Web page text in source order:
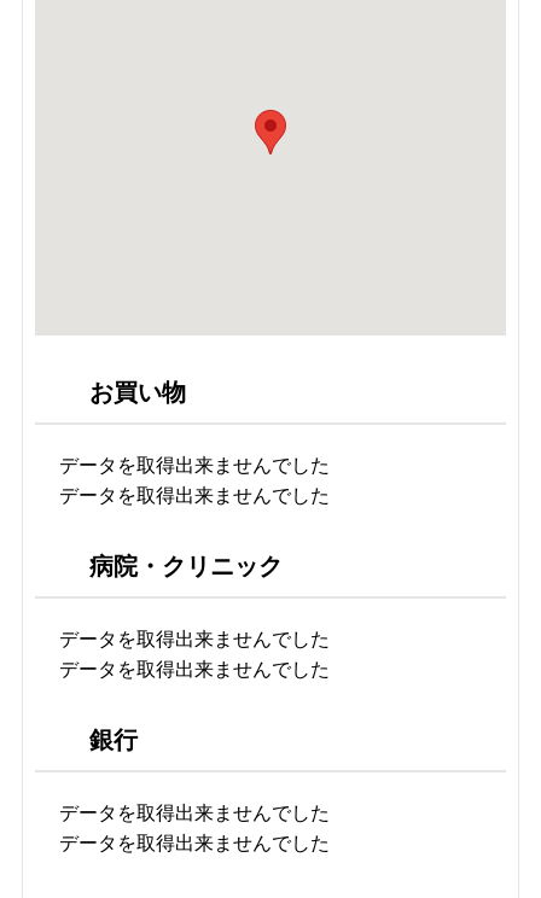
お買い物
データを取得出来ませんでした
データを取得出来ませんでした
病院・クリニック
データを取得出来ませんでした
データを取得出来ませんでした
銀行
データを取得出来ませんでした
データを取得出来ませんでした